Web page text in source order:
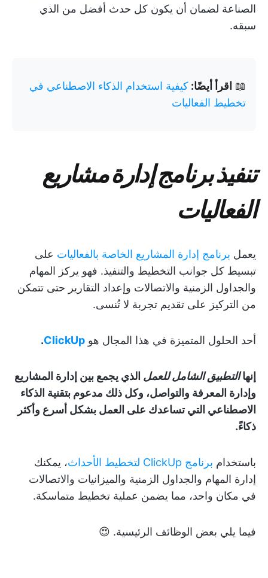
الصناعة لضمان أن يكون كل حدث أفضل من الذي
سبقه.
📖 اقرأ أيضًا: كيفية استخدام الذكاء الاصطناعي في
تخطيط الفعاليات
تنفيذ برنامج إدارة مشاريع
الفعاليات
يعمل برنامج إدارة المشاريع الخاصة بالفعاليات على
تبسيط كل جوانب التخطيط والتنفيذ. فهو يركز المهام
والجداول الزمنية والاتصالات وإعداد التقارير حتى تتمكن
من التركيز على تقديم تجربة لا تُنسى.
أحد الحلول المتميزة في هذا المجال هو ClickUp
.
إنهاالتطبيق الشامل للعمل الذي يجمع بين إدارة المشاريع
وإدارة المعرفة والتواصل، وكل ذلك مدعوم بتقنية الذكاء
الاصطناعي التي تساعدك على العمل بشكل أسرع وأكثر
ذكاءً.
باستخدام برنامج ClickUp لتخطيط الأحداث
، يمكنك
إدارة المهام والجداول الزمنية والميزانيات والاتصالات
في مكان واحد، مما يضمن عملية تخطيط متماسكة.
فيما يلي بعض الوظائف الرئيسية. 😍